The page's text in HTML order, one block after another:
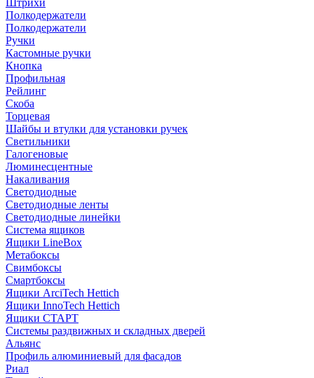
Штрихи
Полкодержатели
Полкодержатели
Ручки
Кастомные ручки
Кнопка
Профильная
Рейлинг
Скоба
Торцевая
Шайбы и втулки для установки ручек
Светильники
Галогеновые
Люминесцентные
Накаливания
Светодиодные
Светодиодные ленты
Светодиодные линейки
Система ящиков
Ящики LineBox
Метабоксы
Свимбоксы
Смартбоксы
Ящики ArciTech Hettich
Ящики InnoTech Hettich
Ящики СТАРТ
Системы раздвижных и складных дверей
Альянс
Профиль алюминиевый для фасадов
Риал